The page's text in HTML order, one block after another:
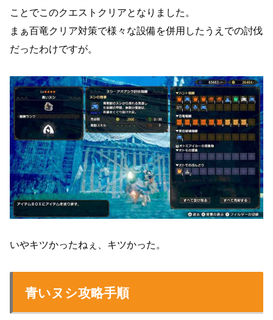
ことでこのクエストクリアとなりました。
まぁ百竜クリア対策で様々な設備を併用したうえでの討伐
だったわけですが。
いやキツかったねぇ、キツかった。
青いヌシ攻略手順